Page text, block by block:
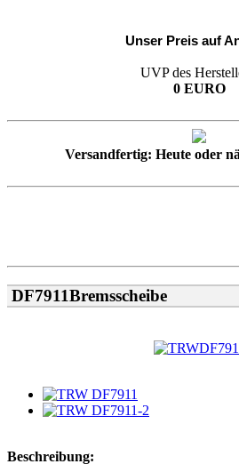
Unser Preis auf
UVP des
0 EURO
Versandfertig: Heute oder
DF7911Bremsscheibe
Beschreibung: